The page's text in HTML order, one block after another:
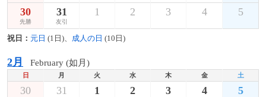
30
先勝
31
友引
1 2 3 4 5
祝日： 元日 (1日)、 成人の日 (10日)
2月 February (如月)
日 月 火 水 木 金 土
30 31 1 2 3 4 5